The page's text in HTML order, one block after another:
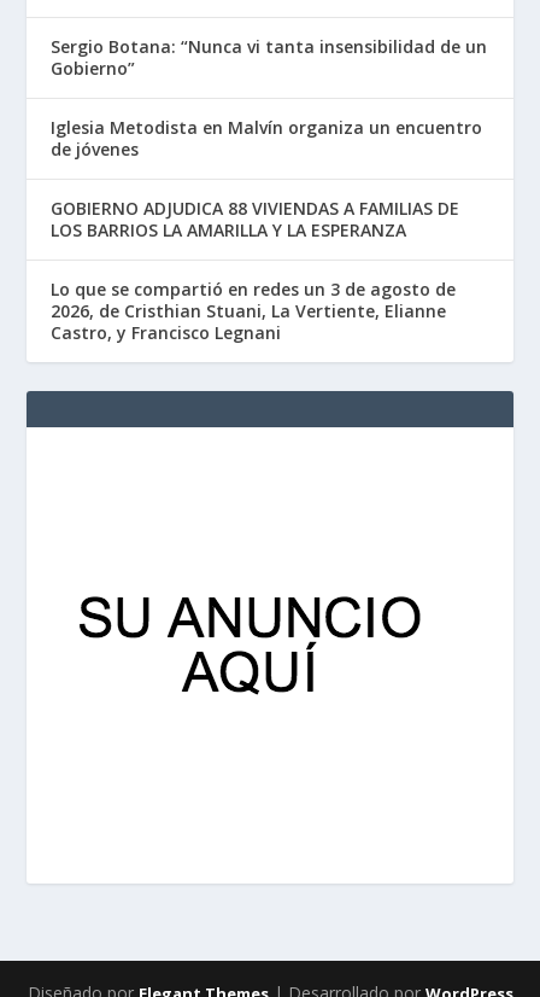
Sergio Botana: “Nunca vi tanta insensibilidad de un
Gobierno”
Iglesia Metodista en Malvín organiza un encuentro
de jóvenes
GOBIERNO ADJUDICA 88 VIVIENDAS A FAMILIAS DE
LOS BARRIOS LA AMARILLA Y LA ESPERANZA
Lo que se compartió en redes un 3 de agosto de
2026, de Cristhian Stuani, La Vertiente, Elianne
Castro, y Francisco Legnani
Diseñado por | Desarrollado por